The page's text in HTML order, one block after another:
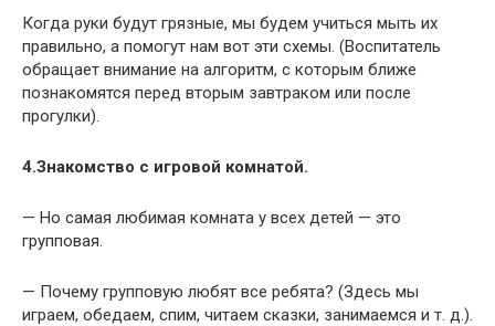
Когда руки будут грязные, мы будем учиться мыть их
правильно, а помогут нам вот эти схемы. (Воспитатель
обращает внимание на алгоритм, с которым ближе
познакомятся перед вторым завтраком или после
прогулки).
4.Знакомство с игровой комнатой.
— Но самая любимая комната у всех детей — это
групповая.
— Почему групповую любят все ребята? (Здесь мы
играем, обедаем, спим, читаем сказки, занимаемся и т. д.).